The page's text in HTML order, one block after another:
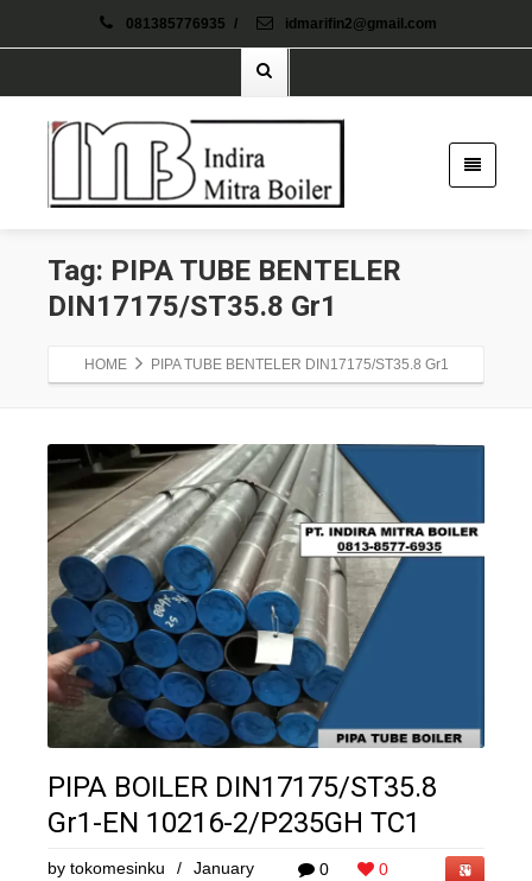
081385776935 / idmarifin2@gmail.com
Tag: PIPA TUBE BENTELER
DIN17175/ST35.8 Gr1
HOME PIPA TUBE BENTELER DIN17175/ST35.8 Gr1
PIPA BOILER DIN17175/ST35.8
Gr1-EN 10216-2/P235GH TC1
0 0
by tokomesinku /
January